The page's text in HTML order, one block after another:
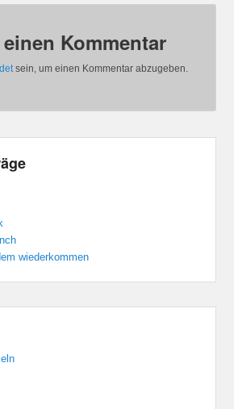
Kommentar
sein, um einen Kommentar abzugeben.
wiederkommen